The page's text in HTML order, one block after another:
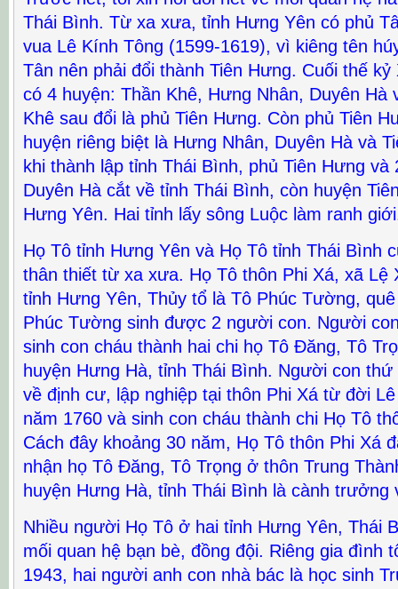
Thái Bình. Từ xa xưa, tỉnh Hưng Yên có phủ
vua Lê Kính Tông (1599-1619), vì kiêng tên
Tân nên phải đổi thành Tiên Hưng. Cuối thế
có 4 huyện: Thần Khê, Hưng Nhân, Duyên Hà
Khê sau đổi là phủ Tiên Hưng. Còn phủ Tiên
huyện riêng biệt là Hưng Nhân, Duyên Hà và
khi thành lập tỉnh Thái Bình, phủ Tiên Hưng và
Duyên Hà cắt về tỉnh Thái Bình, còn huyện
Hưng Yên. Hai tỉnh lấy sông Luộc làm ranh
Họ Tô tỉnh Hưng Yên và Họ Tô tỉnh Thái Bình
thân thiết từ xa xưa. Họ Tô thôn Phi Xá, xã Lệ
tỉnh Hưng Yên, Thủy tổ là Tô Phúc Tường,
Phúc Tường sinh được 2 người con. Người
sinh con cháu thành hai chi họ Tô Đăng, Tô
huyện Hưng Hà, tỉnh Thái Bình. Người con thứ
về định cư, lập nghiệp tại thôn Phi Xá từ đời
năm 1760 và sinh con cháu thành chi Họ Tô
Cách đây khoảng 30 năm, Họ Tô thôn Phi Xá
nhận họ Tô Đăng, Tô Trọng ở thôn Trung
huyện Hưng Hà, tỉnh Thái Bình là cành trưởng
Nhiều người Họ Tô ở hai tỉnh Hưng Yên, Thái
mối quan hệ bạn bè, đồng đội. Riêng gia đình
1943, hai người anh con nhà bác là học sinh